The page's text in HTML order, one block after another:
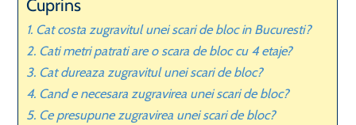
Cuprins
Cat costa zugravitul unei scari de bloc in Bucuresti?
Cati metri patrati are o scara de bloc cu 4 etaje?
Cat dureaza zugravitul unei scari de bloc?
Cand e necesara zugravirea unei scari de bloc?
Ce presupune zugravirea unei scari de bloc?